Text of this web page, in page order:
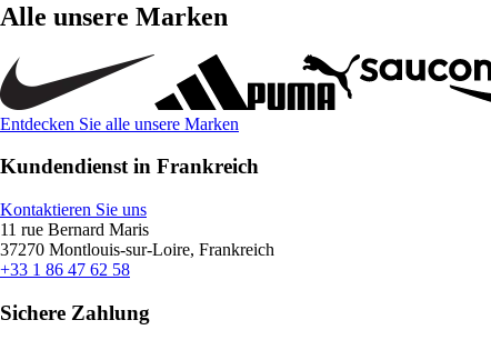
Alle unsere Marken
Entdecken Sie alle unsere Marken
Kundendienst in Frankreich
Kontaktieren Sie uns
11 rue Bernard Maris
37270 Montlouis-sur-Loire, Frankreich
+33 1 86 47 62 58
Sichere Zahlung